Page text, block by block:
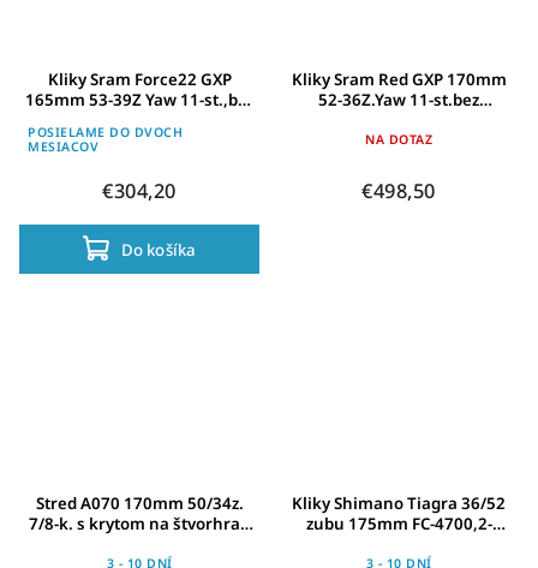
Kliky Sram Force22 GXP
165mm 53-39Z Yaw 11-st.,bez
POSIELAME DO DVOCH
MESIACOV
€304,20
Do košíka
Kliky Sram Red GXP 170mm
52-36Z.Yaw 11-st.bez
NA DOTAZ
€498,50
Stred A070 170mm 50/34z.
7/8-k. s krytom na štvorhran
3 - 10 DNÍ
Kliky Shimano Tiagra 36/52
zubu 175mm FC-4700,2-
3 - 10 DNÍ